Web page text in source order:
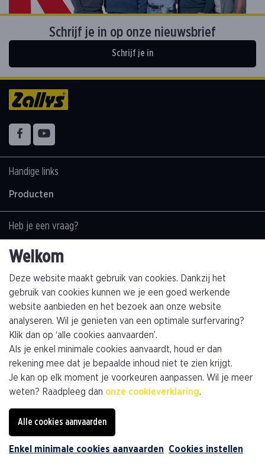
Schrijf je in op onze nieuwsbrief
Schrijf je in
Volg ons op
Facebook
Handige links
Producten
Heb je een vraag?
Contacteer ons
+32(0)89463794
info@kathagen.be
Vestiging
Kathagen N.V.
Toekomststraat 4
B-3960 Bree (Limburg)
Plan je route
Privacybeleid
Algemene voorwaarden
webdesign © Sanmax Projects
Contacteer ons: info@kathagen.be
Welkom
Deze website maakt gebruik van cookies. Dankzij het
gebruik van cookies kunnen we je een goed werkende
website aanbieden en het bezoek aan onze website
analyseren. Wil je genieten van een optimale surfervaring?
Klik dan op ‘alle cookies aanvaarden’.
Als je enkel minimale cookies aanvaardt, houd er dan
rekening mee dat je bepaalde inhoud niet te zien krijgt.
Je kan op elk moment je voorkeuren aanpassen. Wil je meer
weten? Raadpleeg dan onze cookieverklaring.
Alle cookies aanvaarden
Enkel minimale cookies aanvaarden Cookies instellen